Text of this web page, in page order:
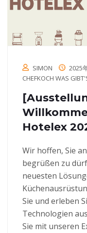
SIMON 2025
CHEFKOCH WAS
Hotelex
Wir hoffen, Sie
begrüßen zu
neuesten
Sie und erleben
Technologien
Sie mit unseren